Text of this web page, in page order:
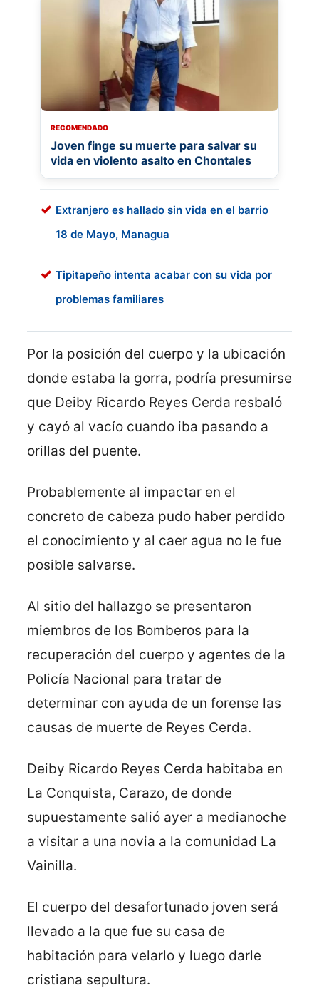
RECOMENDADO
Joven finge su muerte para salvar su
vida en violento asalto en Chontales
Extranjero es hallado sin vida en el barrio
18 de Mayo, Managua
Tipitapeño intenta acabar con su vida por
problemas familiares
Por la posición del cuerpo y la ubicación
donde estaba la gorra, podría presumirse
que Deiby Ricardo Reyes Cerda resbaló
y cayó al vacío cuando iba pasando a
orillas del puente.
Probablemente al impactar en el
concreto de cabeza pudo haber perdido
el conocimiento y al caer agua no le fue
posible salvarse.
Al sitio del hallazgo se presentaron
miembros de los Bomberos para la
recuperación del cuerpo y agentes de la
Policía Nacional para tratar de
determinar con ayuda de un forense las
causas de muerte de Reyes Cerda.
Deiby Ricardo Reyes Cerda habitaba en
La Conquista, Carazo, de donde
supuestamente salió ayer a medianoche
a visitar a una novia a la comunidad La
Vainilla.
El cuerpo del desafortunado joven será
llevado a la que fue su casa de
habitación para velarlo y luego darle
cristiana sepultura.